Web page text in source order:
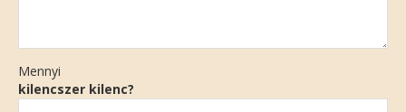
Mennyi
kilencszer kilenc?